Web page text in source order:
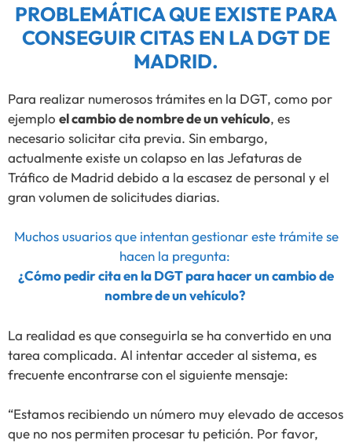
PROBLEMÁTICA QUE EXISTE PARA
CONSEGUIR CITAS EN LA DGT DE
MADRID.
Para realizar numerosos trámites en la DGT, como por
ejemplo el cambio de nombre de un vehículo, es
necesario solicitar cita previa. Sin embargo,
actualmente existe un colapso en las Jefaturas de
Tráfico de Madrid debido a la escasez de personal y el
gran volumen de solicitudes diarias.
Muchos usuarios que intentan gestionar este trámite se
hacen la pregunta:
¿Cómo pedir cita en la DGT para hacer un cambio de
nombre de un vehículo?
La realidad es que conseguirla se ha convertido en una
tarea complicada. Al intentar acceder al sistema, es
frecuente encontrarse con el siguiente mensaje:
“Estamos recibiendo un número muy elevado de accesos
que no nos permiten procesar tu petición. Por favor,